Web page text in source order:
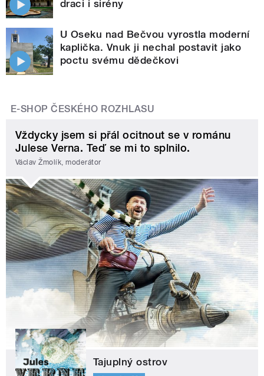
draci i sirény
U Oseku nad Bečvou vyrostla moderní
kaplička. Vnuk ji nechal postavit jako
poctu svému dědečkovi
E-SHOP ČESKÉHO ROZHLASU
Vždycky jsem si přál ocitnout se v románu
Julese Verna. Teď se mi to splnilo.
Václav Žmolík, moderátor
Tajuplný ostrov